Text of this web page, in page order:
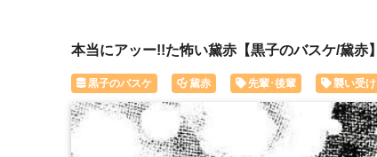
本当にアッー!!た怖い黛赤【黒子のバスケ/黛赤】
黒子のバスケ 黛赤 先輩･後輩 襲い受け